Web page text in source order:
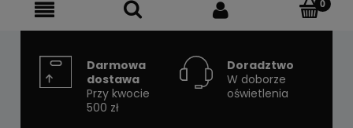
Darmowa
dostawa
Przy kwocie
500 zł
Doradztwo
W doborze
oświetlenia